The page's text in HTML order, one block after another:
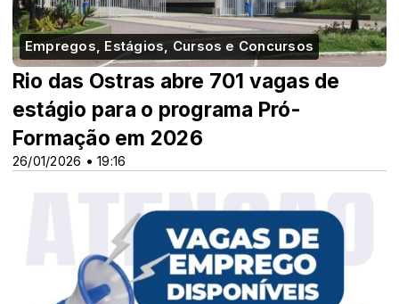
Empregos, Estágios, Cursos e Concursos
26/01/2026 • 19:16
Rio das Ostras abre 701 vagas de
estágio para o programa Pró-
Formação em 2026